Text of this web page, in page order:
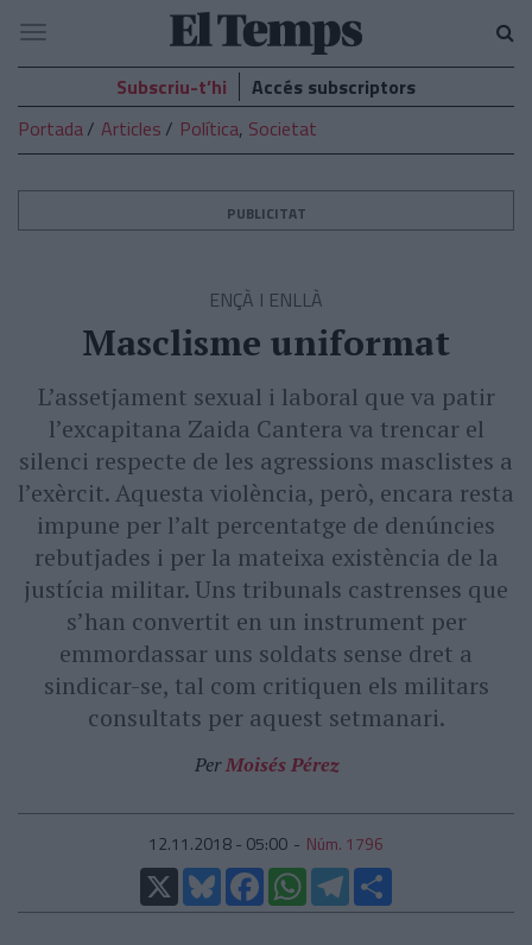
El
Temps
Navegació
Subscriu-t’hi
Accés subscriptors
Portada
Articles Política, Societat
PUBLICITAT
ENÇÀ I ENLLÀ
Masclisme uniformat
L’assetjament sexual i laboral que va patir
l’excapitana Zaida Cantera va trencar el
silenci respecte de les agressions masclistes a
l’exèrcit. Aquesta violència, però, encara resta
impune per l’alt percentatge de denúncies
rebutjades i per la mateixa existència de la
justícia militar. Uns tribunals castrenses que
s’han convertit en un instrument per
emmordassar uns soldats sense dret a
sindicar-se, tal com critiquen els militars
consultats per aquest setmanari.
PerMoisés Pérez
12.11.2018 - 05:00
Núm. 1796
X
BlueskyFacebookWhatsAppTelegram